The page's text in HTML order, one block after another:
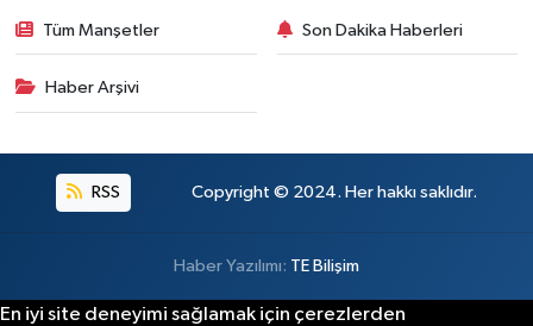
Tüm Manşetler Son Dakika Haberleri
Haber Arşivi
RSS Copyright © 2024. Her hakkı saklıdır.
Haber Yazılımı: TE Bilişim
En iyi site deneyimi sağlamak için çerezlerden